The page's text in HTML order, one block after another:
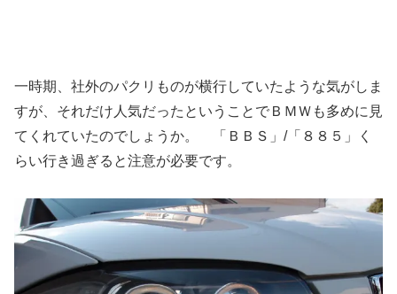
一時期、社外のパクリものが横行していたような気がしま
すが、それだけ人気だったということでＢＭＷも多めに見
てくれていたのでしょうか。 「ＢＢＳ」/「８８５」く
らい行き過ぎると注意が必要です。